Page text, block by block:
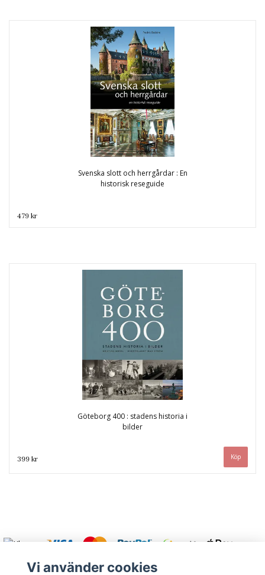
Svenska slott och herrgårdar : En
historisk reseguide
479 kr
Göteborg 400 : stadens historia i
bilder
399 kr
Vi använder cookies